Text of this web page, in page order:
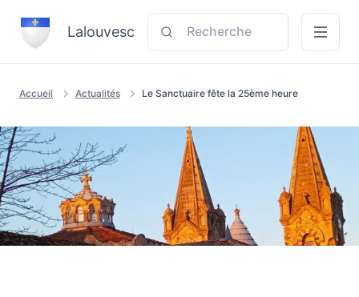
Aller au contenu
Aller à la recherche
Lalouvesc
Recherche
Menu
Accueil Actualités Le Sanctuaire fête la 25ème heure